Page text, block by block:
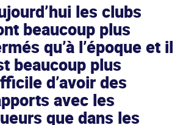
les clubs
beaucoup plus
qu’à l’époque et il
beaucoup plus
d’avoir des
avec les
que dans les